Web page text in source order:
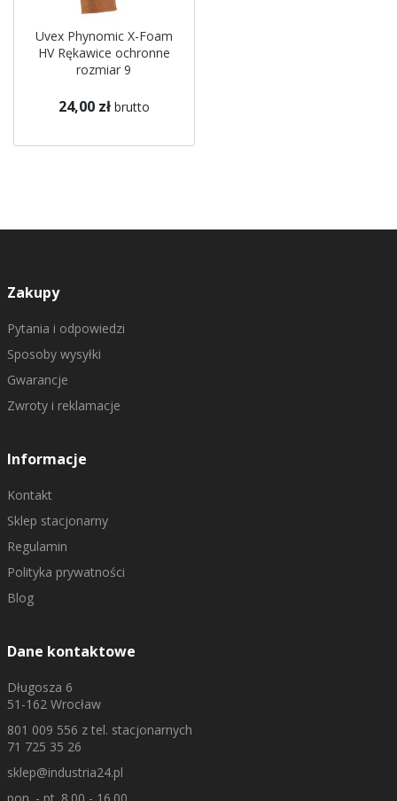
Uvex Phynomic X-Foam
HV Rękawice ochronne
rozmiar 9
24,00 zł brutto
Zakupy
Pytania i odpowiedzi
Sposoby wysyłki
Gwarancje
Zwroty i reklamacje
Informacje
Kontakt
Sklep stacjonarny
Regulamin
Polityka prywatności
Blog
Dane kontaktowe
Długosza 6
51-162 Wrocław
801 009 556 z tel. stacjonarnych
71 725 35 26
sklep@industria24.pl